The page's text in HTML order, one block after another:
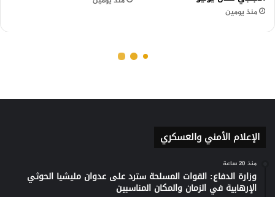
الإعلام الأمني والعسكري
منذ 20 ساعة
وزارة الدفاع: القوات المسلحة سترد على عدوان مليشيا الحوثي
الإرهابية في الزمان والمكان المناسبين